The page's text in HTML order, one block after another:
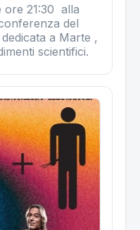
ore 21:30 alla
del
a Marte ,
scientifici.